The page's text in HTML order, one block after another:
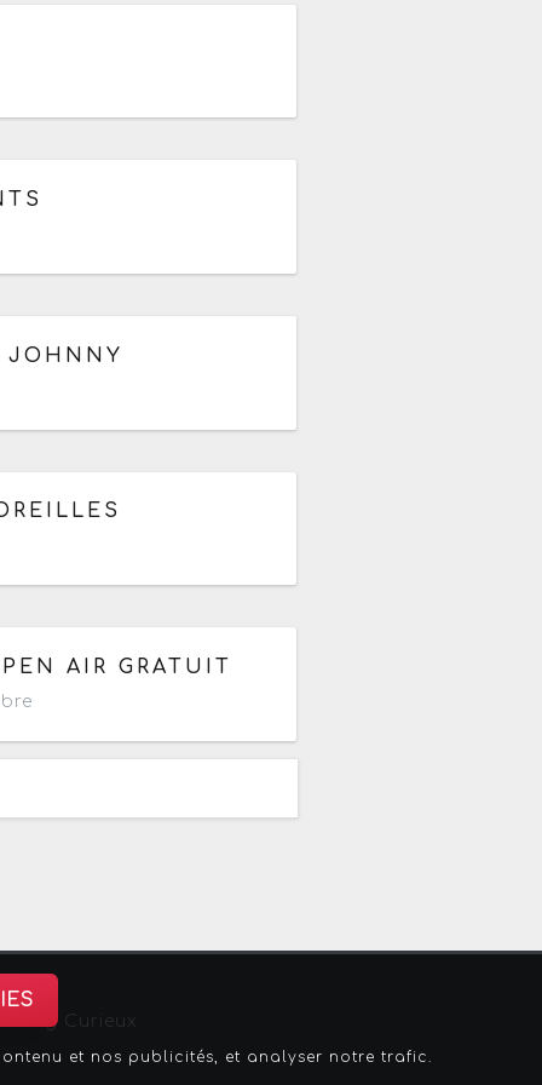
JOHNNY
à 01h
AIR GRATUIT
Curieux
et nos publicités, et analyser notre trafic.